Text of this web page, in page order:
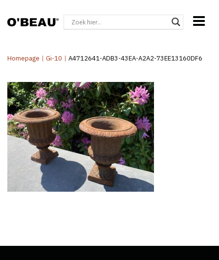
Homepage | Gi-10 | A4712641-ADB3-43EA-A2A2-73EE13160DF6